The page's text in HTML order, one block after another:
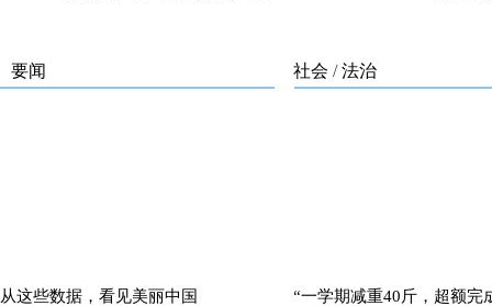
要闻
从这些数据，看见美丽中国
社会 /法治